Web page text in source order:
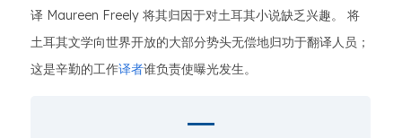
译 Maureen Freely 将其归因于对土耳其小说缺乏兴趣。 将
土耳其文学向世界开放的大部分势头无偿地归功于翻译人员；
这是辛勤的工作译者谁负责使曝光发生。